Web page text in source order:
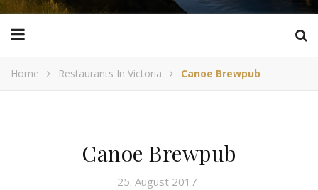
Home Restaurants In Victoria Canoe Brewpub
Canoe Brewpub
25. August 2017